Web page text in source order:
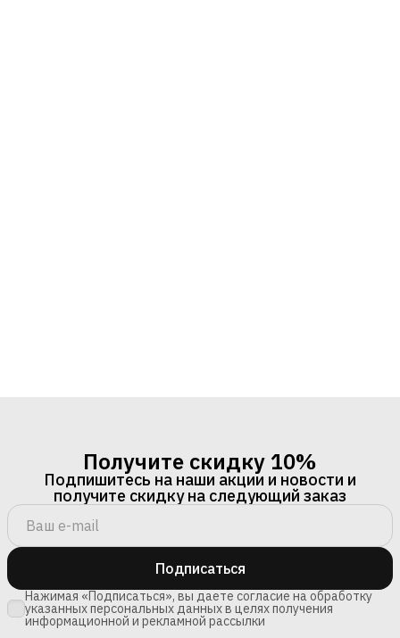
Получите скидку 10%
Подпишитесь на наши акции и новости и
получите скидку на следующий заказ
Подписаться
Нажимая «Подписаться», вы даете согласие на обработку
указанных персональных данных в целях получения
информационной и рекламной рассылки